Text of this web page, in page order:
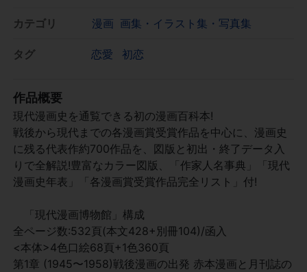
カテゴリ 漫画 画集・イラスト集・写真集
タグ 恋愛 初恋
作品概要
現代漫画史を通覧できる初の漫画百科本!
戦後から現代までの各漫画賞受賞作品を中心に、漫画史
に残る代表作約700作品を、図版と初出・終了データ入
りで全解説!豊富なカラー図版、「作家人名事典」「現代
漫画史年表」「各漫画賞受賞作品完全リスト」付!
「現代漫画博物館」構成
全ページ数:532頁(本文428+別冊104)/函入
<本体>4色口絵68頁+1色360頁
第1章 (1945〜1958)戦後漫画の出発 赤本漫画と月刊誌の